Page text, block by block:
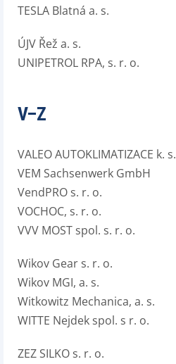
TESLA Blatná a. s.
ÚJV Řež a. s.
UNIPETROL RPA, s. r. o.
V–Z
VALEO AUTOKLIMATIZACE k. s.
VEM Sachsenwerk GmbH
VendPRO s. r. o.
VOCHOC, s. r. o.
VVV MOST spol. s. r. o.
Wikov Gear s. r. o.
Wikov MGI, a. s.
Witkowitz Mechanica, a. s.
WITTE Nejdek spol. s r. o.
ZEZ SILKO s. r. o.